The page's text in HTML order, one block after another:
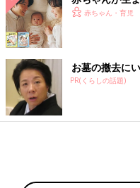
目標に活
です。直
とや小春
■文中のコメントはすべて
末まで）の投稿からの抜粋
※この記事は「たまひよ
す。
※記事の内容は記事執筆当
赤ちゃん・育児
お墓の撤去に
PR(くらしの話題)